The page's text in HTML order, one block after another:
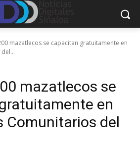
mazatlecos se capacitan gratuitamente en
mazatlecos se
en
Comunitarios del